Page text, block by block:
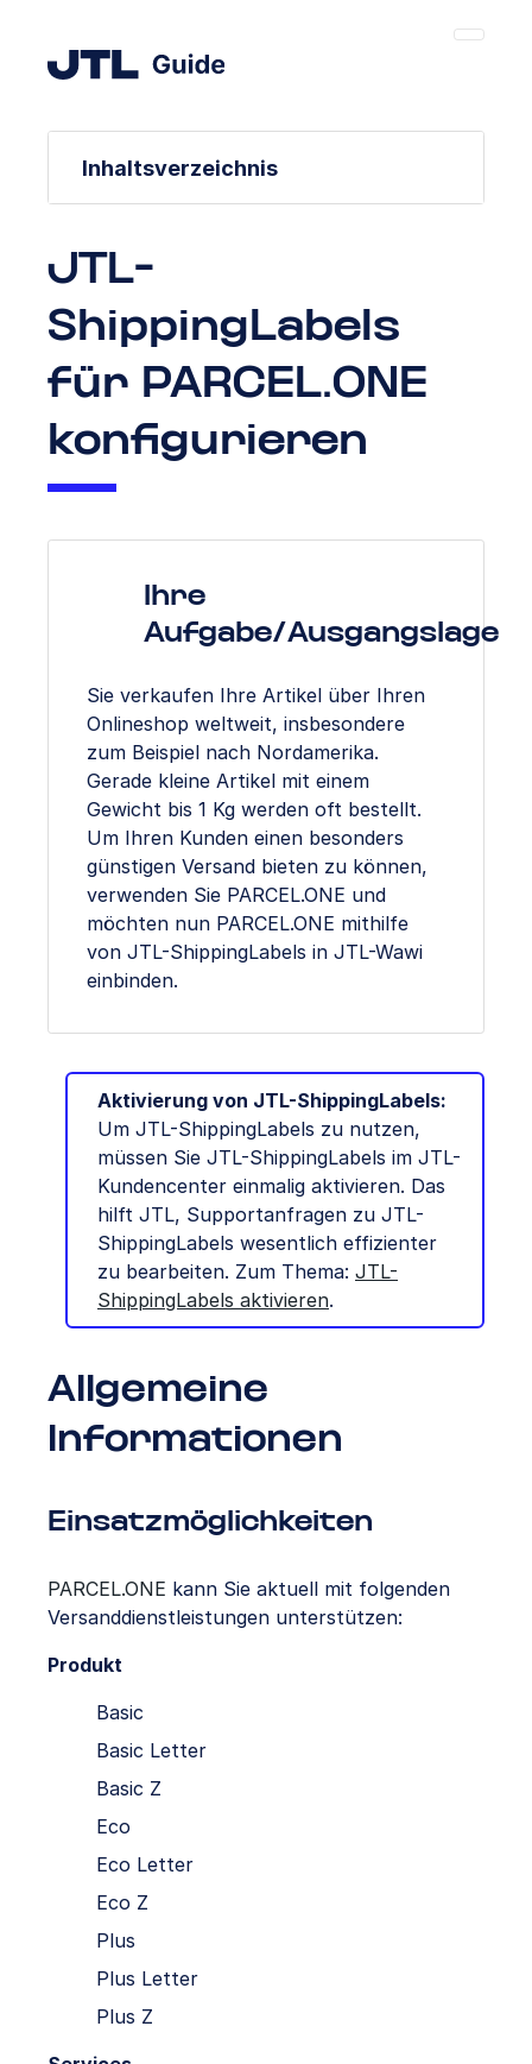
Inhaltsverzeichnis
JTL-
ShippingLabels
für PARCEL.ONE
konfigurieren
Ihre
Aufgabe/Ausgangslage
Sie verkaufen Ihre Artikel über Ihren
Onlineshop weltweit, insbesondere
zum Beispiel nach Nordamerika.
Gerade kleine Artikel mit einem
Gewicht bis 1 Kg werden oft bestellt.
Um Ihren Kunden einen besonders
günstigen Versand bieten zu können,
verwenden Sie PARCEL.ONE und
möchten nun PARCEL.ONE mithilfe
von JTL-ShippingLabels in JTL-Wawi
einbinden.
Aktivierung von JTL-ShippingLabels:
Um JTL-ShippingLabels zu nutzen,
müssen Sie JTL-ShippingLabels im JTL-
Kundencenter einmalig aktivieren. Das
hilft JTL, Supportanfragen zu JTL-
ShippingLabels wesentlich effizienter
zu bearbeiten. Zum Thema: JTL-
ShippingLabels aktivieren.
Allgemeine
Informationen
Einsatzmöglichkeiten
PARCEL.ONE kann Sie aktuell mit folgenden
Versanddienstleistungen unterstützen:
Produkt
Basic
Basic Letter
Basic Z
Eco
Eco Letter
Eco Z
Plus
Plus Letter
Plus Z